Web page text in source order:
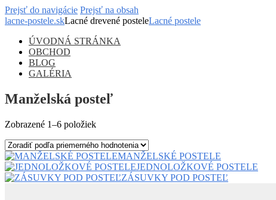
Prejsť do navigácie Prejsť na obsah
lacne-postele.skLacné drevené posteleLacné postele
ÚVODNÁ STRÁNKA
OBCHOD
BLOG
GALÉRIA
Manželská posteľ
Zobrazené 1–6 položiek
MANŽELSKÉ POSTELE
JEDNOLOŽKOVÉ POSTELE
ZÁSUVKY POD POSTEĽ